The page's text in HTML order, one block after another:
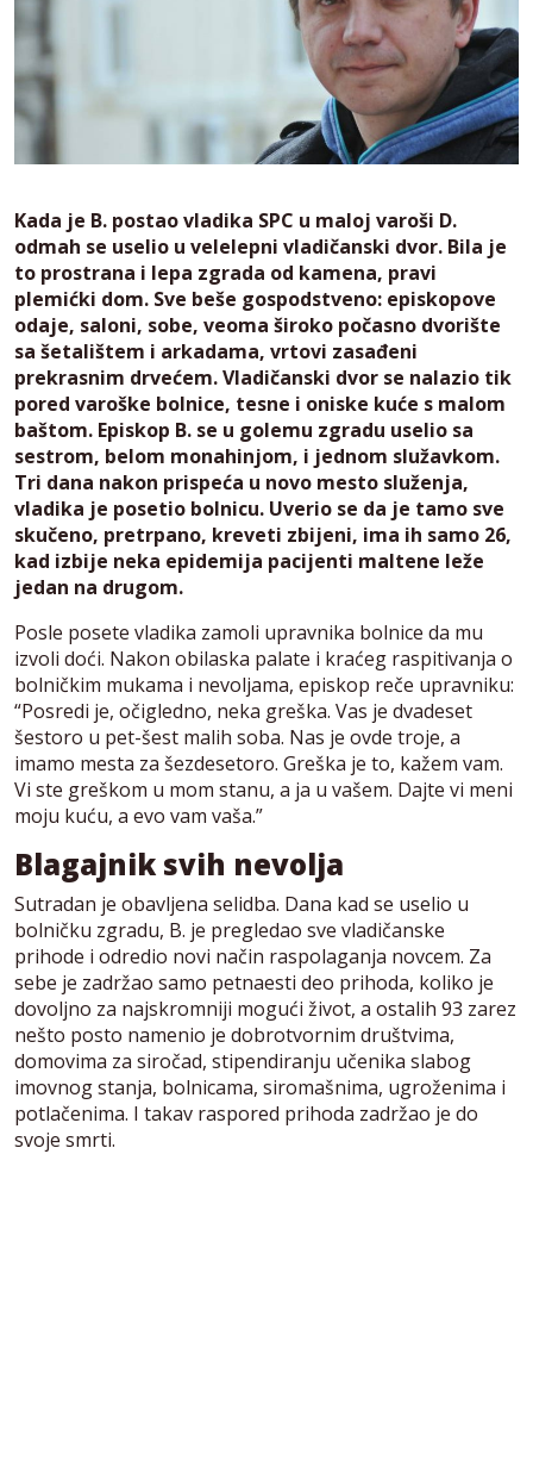
Kada je B. postao vladika SPC u maloj varoši D.
odmah se uselio u velelepni vladičanski dvor. Bila je
to prostrana i lepa zgrada od kamena, pravi
plemićki dom. Sve beše gospodstveno: episkopove
odaje, saloni, sobe, veoma široko počasno dvorište
sa šetalištem i arkadama, vrtovi zasađeni
prekrasnim drvećem. Vladičanski dvor se nalazio tik
pored varoške bolnice, tesne i oniske kuće s malom
baštom. Episkop B. se u golemu zgradu uselio sa
sestrom, belom monahinjom, i jednom služavkom.
Tri dana nakon prispeća u novo mesto služenja,
vladika je posetio bolnicu. Uverio se da je tamo sve
skučeno, pretrpano, kreveti zbijeni, ima ih samo 26,
kad izbije neka epidemija pacijenti maltene leže
jedan na drugom.
Posle posete vladika zamoli upravnika bolnice da mu
izvoli doći. Nakon obilaska palate i kraćeg raspitivanja o
bolničkim mukama i nevoljama, episkop reče upravniku:
“Posredi je, očigledno, neka greška. Vas je dvadeset
šestoro u pet-šest malih soba. Nas je ovde troje, a
imamo mesta za šezdesetoro. Greška je to, kažem vam.
Vi ste greškom u mom stanu, a ja u vašem. Dajte vi meni
moju kuću, a evo vam vaša.”
Blagajnik svih nevolja
Sutradan je obavljena selidba. Dana kad se uselio u
bolničku zgradu, B. je pregledao sve vladičanske
prihode i odredio novi način raspolaganja novcem. Za
sebe je zadržao samo petnaesti deo prihoda, koliko je
dovoljno za najskromniji mogući život, a ostalih 93 zarez
nešto posto namenio je dobrotvornim društvima,
domovima za siročad, stipendiranju učenika slabog
imovnog stanja, bolnicama, siromašnima, ugroženima i
potlačenima. I takav raspored prihoda zadržao je do
svoje smrti.